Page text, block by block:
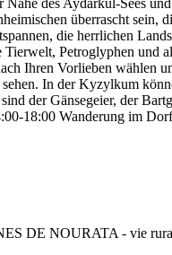
überrascht sein,
die herrlichen
Petroglyphen und
Ihren Vorlieben wählen
In der Kyzylkum
der Gänsegeier, der
18:00 Wanderung im